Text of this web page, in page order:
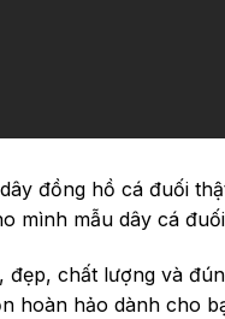
đồng hồ cá đuối
mình mẫu dây cá
chất lượng và
hoàn hảo dành cho